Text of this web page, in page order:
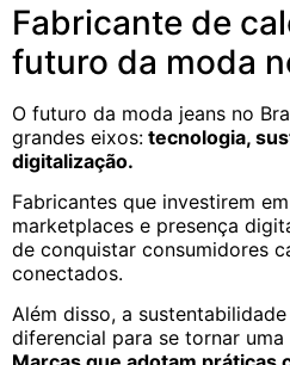
Fabricante de
futuro da moda
O futuro da moda jeans no
grandes eixos: tecnologia,
digitalização.
Fabricantes que investirem
marketplaces e presença
de conquistar consumidores
conectados.
Além disso, a
diferencial para se tornar